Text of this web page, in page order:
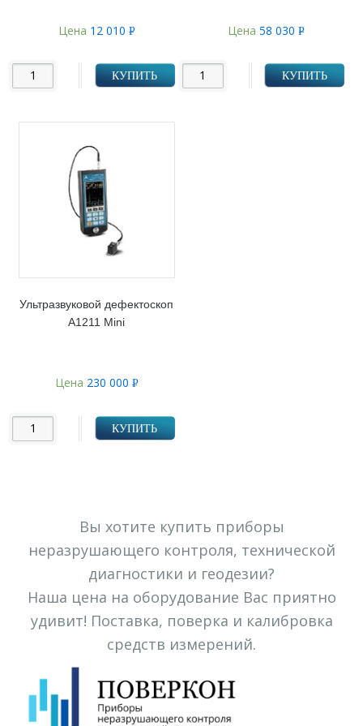
Цена 12 010 Р
КУПИТЬ
Цена58 030Р
КУПИТЬ
Ультразвуковой дефектоскоп
А1211 Mini
Цена 230 000 Р
КУПИТЬ
Вы хотите купить приборы
неразрушающего контроля, технической
диагностики и геодезии?
Наша цена на оборудование Вас приятно
удивит! Поставка, поверка и калибровка
средств измерений.